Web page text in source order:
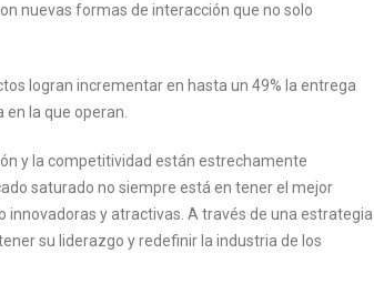
nuevas formas de interacción que no solo
logran incrementar en hasta un 49% la entrega
en la que operan.
y la competitividad están estrechamente
saturado no siempre está en tener el mejor
innovadoras y atractivas. A través de una estrategia
su liderazgo y redefinir la industria de los